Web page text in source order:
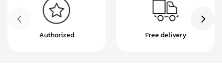
Authorized Free delivery